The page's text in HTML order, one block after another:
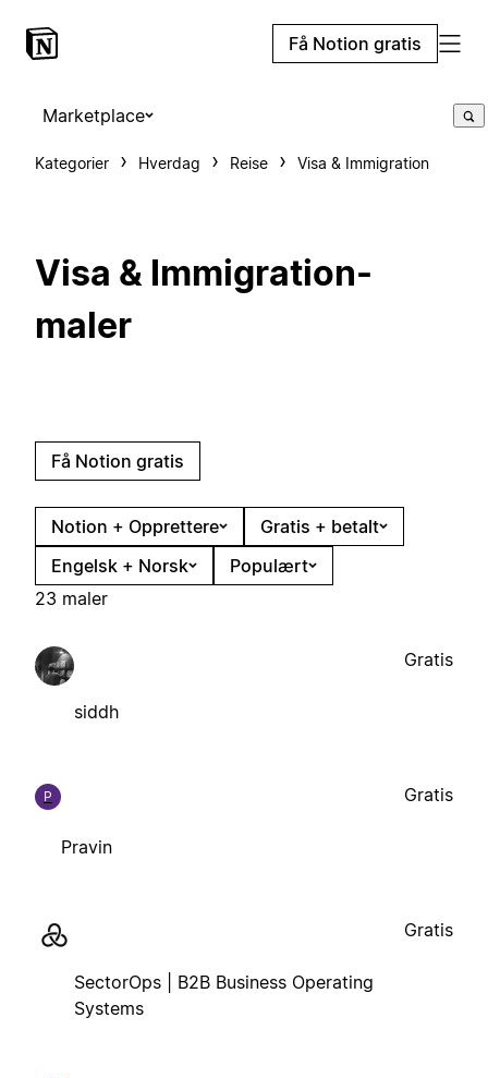
Få Notion gratis
Marketplace
Kategorier Hverdag Reise Visa & Immigration
Visa & Immigration-
maler
Få Notion gratis
Notion + Opprettere
Gratis + betalt
Engelsk + Norsk
Populært
23 maler
siddh
Gratis
P
Pravin
Gratis
SectorOps | B2B Business Operating
Systems
Gratis